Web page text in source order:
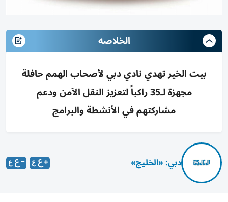
الخلاصه
بيت الخير تهدي نادي دبي لأصحاب الهمم حافلة
مجهزة لـ35 راكباً لتعزيز النقل الآمن ودعم
مشاركتهم في الأنشطة والبرامج
دبي: «الخليج»